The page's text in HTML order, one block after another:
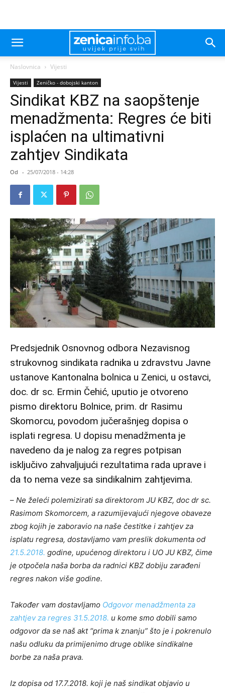
Naslovnica Vijesti
Vijesti Zeničko - dobojski kanton
Sindikat KBZ na saopštenje
menadžmenta: Regres će biti
isplaćen na ultimativni
zahtjev Sindikata
Od - 25/07/2018 - 14:28
Predsjednik Osnovnog odbora Nezavisnog
strukovnog sindikata radnika u zdravstvu Javne
ustanove Kantonalna bolnica u Zenici, u ostavci,
doc. dr sc. Ermin Čehić, uputio je otvoreno
pismo direktoru Bolnice, prim. dr Rasimu
Skomorcu, povodom jučerašnjeg dopisa o
isplati regresa. U dopisu menadžmenta je
navedeno da je nalog za regres potpisan
isključivo zahvaljujući rezultatima rada uprave i
da to nema veze sa sindikalnim zahtjevima.
– Ne želeći polemizirati sa direktorom JU KBZ, doc dr sc.
Rasimom Skomorcem, a razumijevajući njegove obaveze
zbog kojih je zaboravio na naše čestitke i zahtjev za
isplatu regresa, dostavljamo vam preslik dokumenta od
21.5.2018. godine, upućenog direktoru i UO JU KBZ, čime
je otpočela naša borba da radnici KBZ dobiju zarađeni
regres nakon više godine.
Također vam dostavljamo Odgovor menadžmenta za
zahtjev za regres 31.5.2018. u kome smo dobili samo
odgovor da se naš akt “prima k znanju” što je i pokrenulo
našu odluku da primijenimo druge oblike sindikalne
borbe za naša prava.
Iz dopisa od 17.7.2018. koji je naš sindikat objavio u